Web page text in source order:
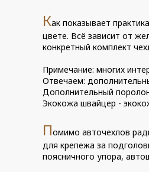
Как показывает
цвете. Всё зависит от
конкретный комплект
Примечание: многих
Отвечаем:
Дополнительный
Экокожа швайцер -
Помимо авточехлов
для крепежа за
поясничного упора,